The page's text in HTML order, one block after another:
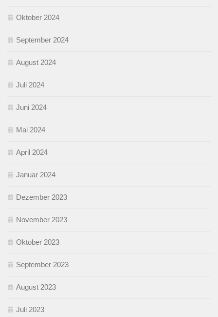
Oktober 2024
September 2024
August 2024
Juli 2024
Juni 2024
Mai 2024
April 2024
Januar 2024
Dezember 2023
November 2023
Oktober 2023
September 2023
August 2023
Juli 2023